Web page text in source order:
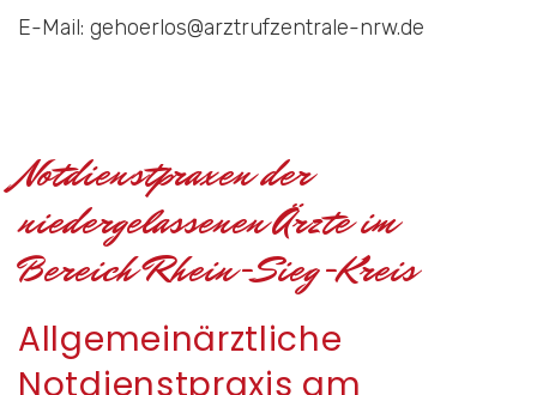
E-Mail: gehoerlos@arztrufzentrale-nrw.de
Notdienstpraxen der
niedergelassenen Ärzte im
Bereich Rhein-Sieg-Kreis
Allgemeinärztliche
Notdienstpraxis am